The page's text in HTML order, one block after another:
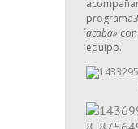
programa
´acaba»
equipo.